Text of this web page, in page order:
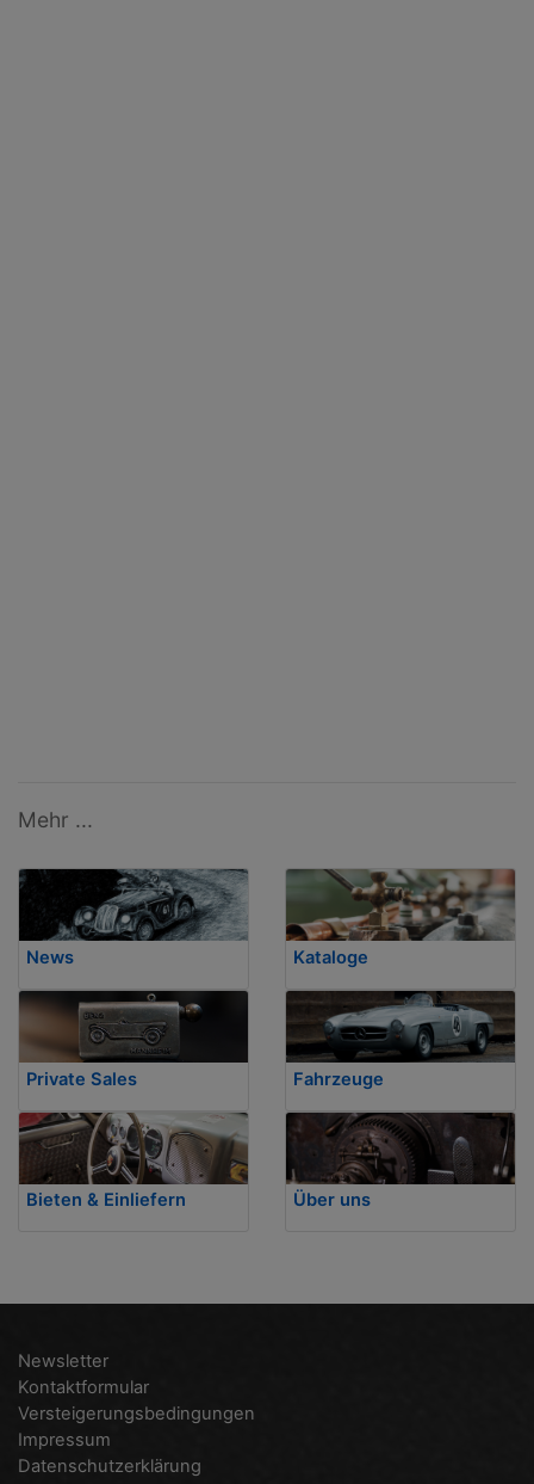
Mehr ...
News Kataloge
Private Sales Fahrzeuge
Bieten & Einliefern Über uns
Newsletter
Kontaktformular
Versteigerungsbedingungen
Impressum
Datenschutzerklärung